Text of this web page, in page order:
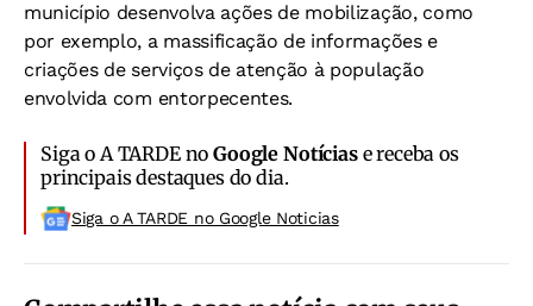
município desenvolva ações de mobilização, como
por exemplo, a massificação de informações e
criações de serviços de atenção à população
envolvida com entorpecentes.
Siga o A TARDE noGoogle Notíciase receba os
principais destaques do dia.
Siga o A TARDE no Google Noticias